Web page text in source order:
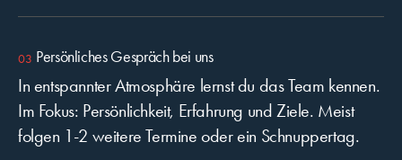
Persönliches Gespräch bei uns
In entspannter Atmosphäre lernst du das Team kennen.
Im Fokus: Persönlichkeit, Erfahrung und Ziele. Meist
folgen 1-2 weitere Termine oder ein Schnuppertag.